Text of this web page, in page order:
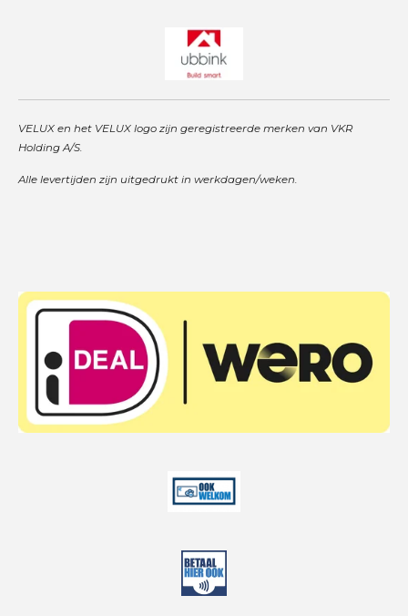
VELUX en het VELUX logo zijn geregistreerde merken van VKR
Holding A/S.
Alle levertijden zijn uitgedrukt in werkdagen/weken.